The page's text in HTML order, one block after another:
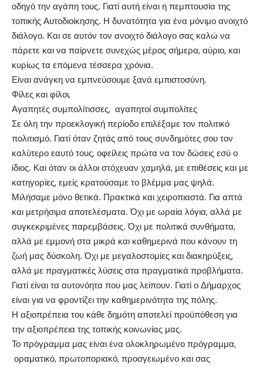
οδηγό την αγάπη τους. Γιατί αυτή είναι η πεμπτουσία της
τοπικής Αυτοδιοίκησης. Η δυνατότητα για ένα μόνιμο ανοιχτό
διάλογο. Και σε αυτόν τον ανοιχτό διάλογο σας καλώ να
πάρετε και να παίρνετε συνεχώς μέρος σήμερα, αύριο, και
κυρίως τα επόμενα τέσσερα χρόνια.
Είναι ανάγκη να εμπνεύσουμε ξανά εμπιστοσύνη.
Φίλες και φίλοι,
Αγαπητές συμπολίτισσες, αγαπητοί συμπολίτες
Σε όλη την προεκλογική περίοδο επιλέξαμε τον πολιτικό
πολιτισμό. Γιατί όταν ζητάς από τους συνδημότες σου τον
καλύτερο εαυτό τους, οφείλεις πρώτα να τον δώσεις εσύ ο
ίδιος. Και όταν οι άλλοι στόχευαν χαμηλά, με επιθέσεις και με
κατηγορίες, εμείς κρατούσαμε το βλέμμα μας ψηλά.
Μιλήσαμε μόνο θετικά. Πρακτικά και χειροπιαστά. Για απτά
και μετρήσιμα αποτελέσματα. Όχι με ωραία λόγια, αλλά με
συγκεκριμένες παρεμβάσεις. Όχι με πολιτικά συνθήματα,
αλλά με εμμονή στα μικρά και καθημερινά που κάνουν τη
ζωή μας δύσκολη. Όχι με μεγαλοστομίες και διακηρύξεις,
αλλά με πραγματικές λύσεις στα πραγματικά προβλήματα.
Γιατί είναι τα αυτονόητα που μας λείπουν. Γιατί ο Δήμαρχος
είναι για να φροντίζει την καθημερινότητα της πόλης.
Η αξιοπρέπεια του κάθε δημότη αποτελεί προϋπόθεση για
την αξιοπρέπεια της τοπικής κοινωνίας μας.
Το πρόγραμμα μας είναι ένα ολοκληρωμένο πρόγραμμα,
οραματικό, πρωτοποριακό, προσγειωμένο και σας